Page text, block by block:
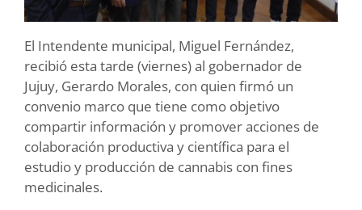
El Intendente municipal, Miguel Fernández,
recibió esta tarde (viernes) al gobernador de
Jujuy, Gerardo Morales, con quien firmó un
convenio marco que tiene como objetivo
compartir información y promover acciones de
colaboración productiva y científica para el
estudio y producción de cannabis con fines
medicinales.